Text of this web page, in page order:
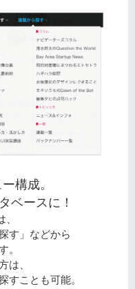
構成。
ベースに！
す」などから
。
は、
すことも可能。